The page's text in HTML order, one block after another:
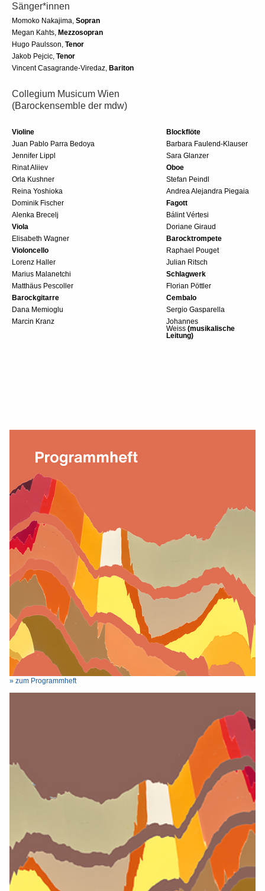
Sänger*innen
Momoko Nakajima, Sopran
Megan Kahts, Mezzosopran
Hugo Paulsson, Tenor
Jakob Pejcic, Tenor
Vincent Casagrande-Viredaz, Bariton
Collegium Musicum Wien
(Barockensemble der mdw)
Violine
Blockflöte
Juan Pablo Parra Bedoya
Barbara Faulend-Klauser
Jennifer Lippl
Sara Glanzer
Rinat Aliiev
Oboe
Orla Kushner
Stefan Peindl
Reina Yoshioka
Andrea Alejandra Piegaia
Dominik Fischer
Fagott
Alenka Brecelj
Bálint Vértesi
Viola
Doriane Giraud
Elisabeth Wagner
Barocktrompete
Violoncello
Raphael Pouget
Lorenz Haller
Julian Ritsch
Marius Malanetchi
Schlagwerk
Matthäus Pescoller
Florian Pöttler
Barockgitarre
Cembalo
Dana Memioglu
Sergio Gasparella
Marcin Kranz
Johannes
Weiss (musikalische
Leitung)
» zum Programmheft